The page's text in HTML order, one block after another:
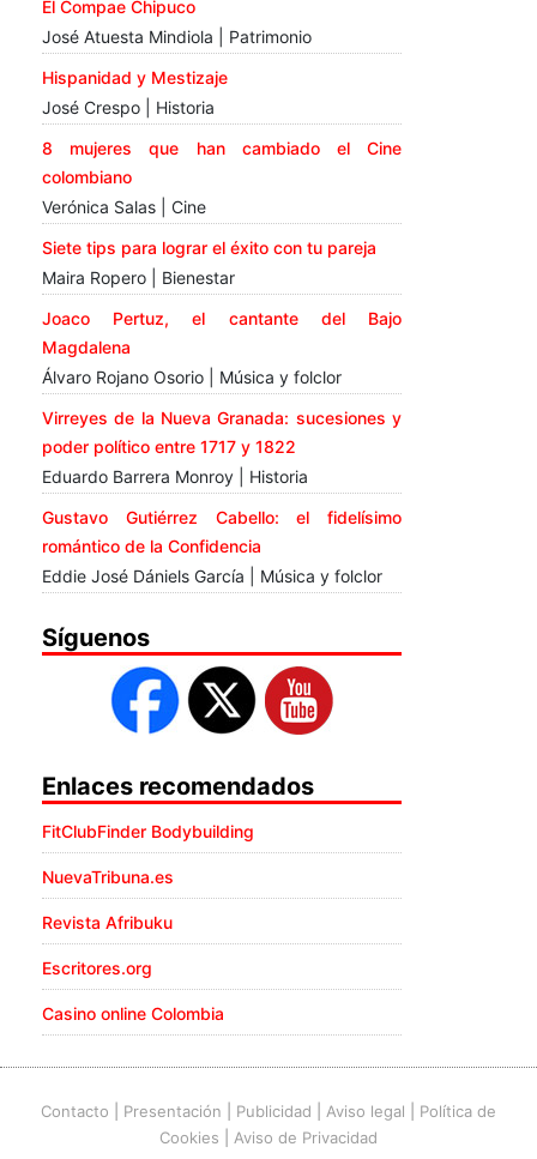
El Compae Chipuco
José Atuesta Mindiola | Patrimonio
Hispanidad y Mestizaje
José Crespo | Historia
8 mujeres que han cambiado el Cine
colombiano
Verónica Salas | Cine
Siete tips para lograr el éxito con tu pareja
Maira Ropero | Bienestar
Joaco Pertuz, el cantante del Bajo
Magdalena
Álvaro Rojano Osorio | Música y folclor
Virreyes de la Nueva Granada: sucesiones y
poder político entre 1717 y 1822
Eduardo Barrera Monroy | Historia
Gustavo Gutiérrez Cabello: el fidelísimo
romántico de la Confidencia
Eddie José Dániels García | Música y folclor
Síguenos
Enlaces recomendados
FitClubFinder Bodybuilding
NuevaTribuna.es
Revista Afribuku
Escritores.org
Casino online Colombia
Contacto Presentación Publicidad Aviso legal
Política de
Cookies
Aviso de Privacidad